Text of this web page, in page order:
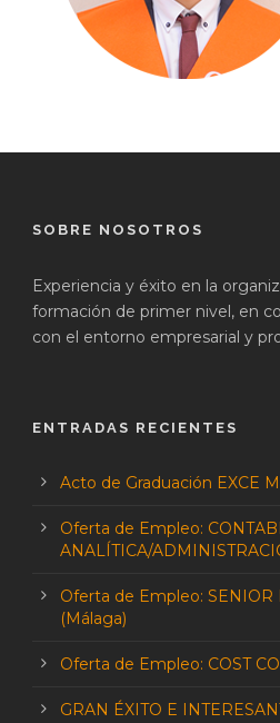
SOBRE NOSOTROS
Experiencia y éxito en la
formación de primer nivel, en
con el entorno empresarial y
ENTRADAS RECIENTES
Acto de Graduación EXCE
Oferta de Empleo:
ANALÍTICA/
Oferta de Empleo: SENIOR
(Málaga)
Oferta de Empleo: COST
GRAN ÉXITO E